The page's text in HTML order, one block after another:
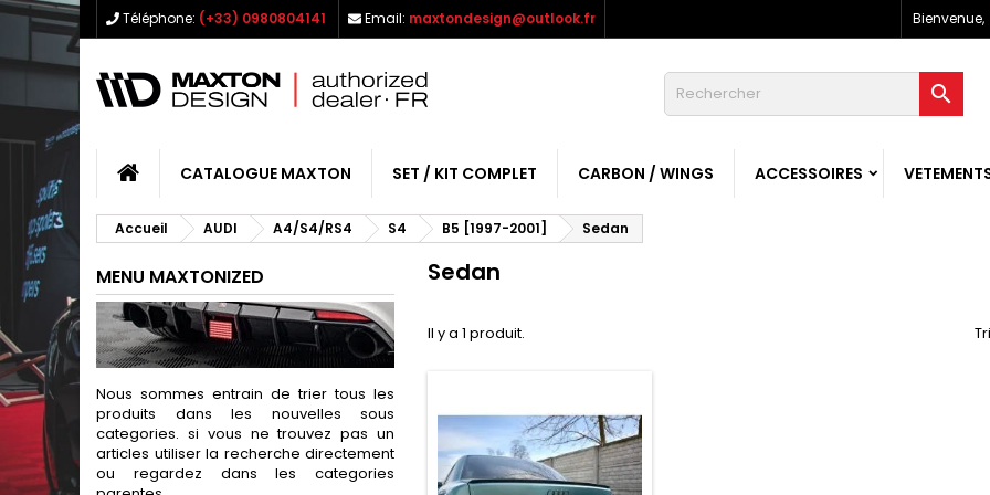
Téléphone: (+33) 0980804141 Email: maxtondesign@outlook.fr Bienvenue,

CATALOGUE MAXTON SET / KIT COMPLET CARBON / WINGS ACCESSOIRES
Accueil AUDI A4/S4/RS4 S4 B5 [1997-2001] Sedan
MENU MAXTONIZED
Nous sommes entrain de trier tous les
produits dans les nouvelles sous
categories. si vous ne trouvez pas un
articles utiliser la recherche directement
ou regardez dans les categories
Sedan
Il y a 1 produit.